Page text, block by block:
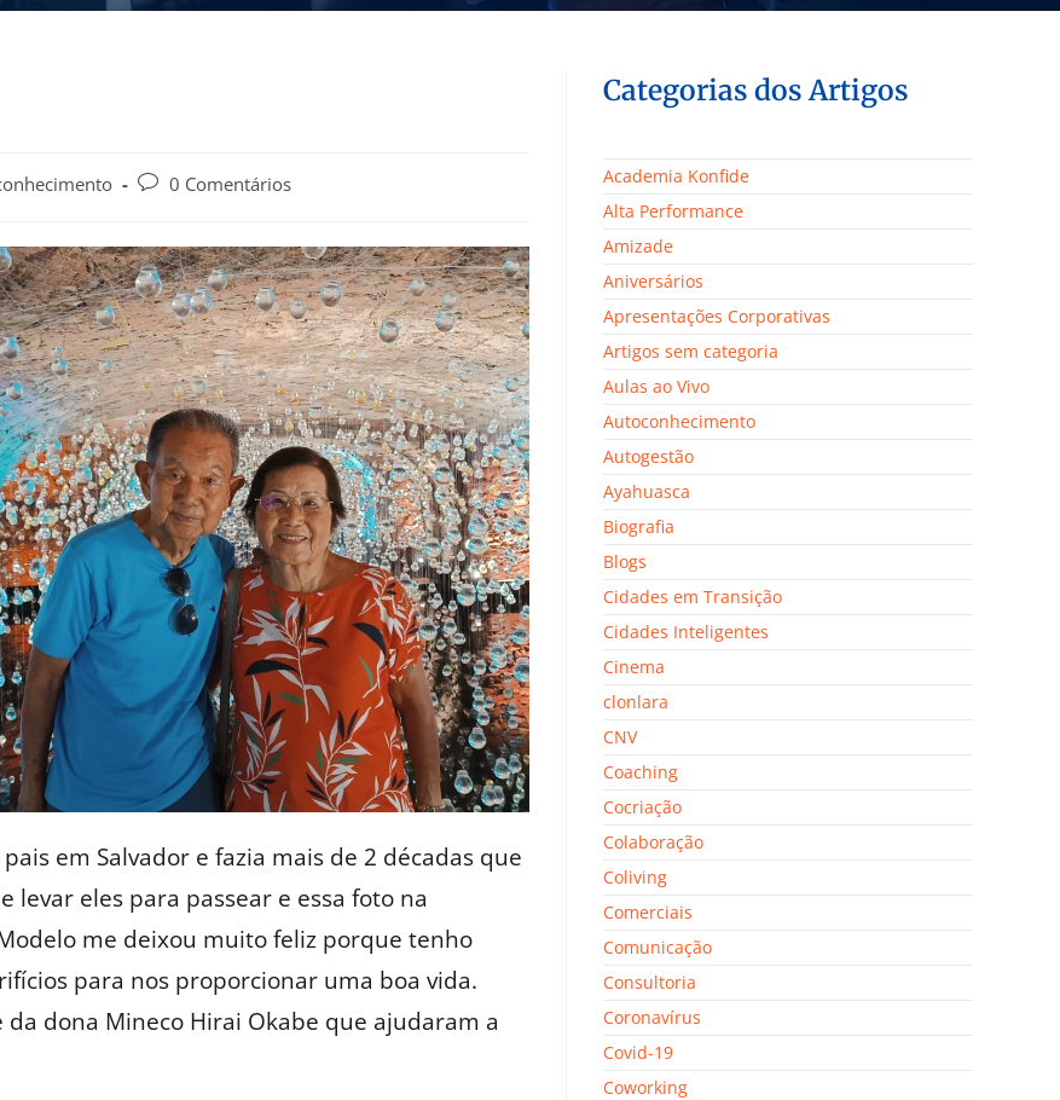
0 Comentários
em Salvador e fazia mais de 2 décadas que
levar eles para passear e essa foto na
me deixou muito feliz porque tenho
para nos proporcionar uma boa vida.
dona Mineco Hirai Okabe que ajudaram a
Categorias dos Artigos
Academia Konfide
Alta Performance
Amizade
Aniversários
Apresentações Corporativas
Artigos sem categoria
Aulas ao Vivo
Autoconhecimento
Autogestão
Ayahuasca
Biografia
Blogs
Cidades em Transição
Cidades Inteligentes
Cinema
clonlara
CNV
Coaching
Cocriação
Colaboração
Coliving
Comerciais
Comunicação
Consultoria
Coronavírus
Covid-19
Coworking